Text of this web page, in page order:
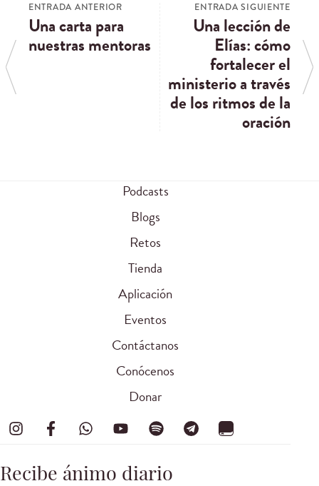
ENTRADA ANTERIOR
Una carta para
nuestras mentoras
ENTRADA SIGUIENTE
Una lección de
Elías: cómo
fortalecer el
ministerio a través
de los ritmos de la
oración
Podcasts
Blogs
Retos
Tienda
Aplicación
Eventos
Contáctanos
Conócenos
Donar
Recibe ánimo diario